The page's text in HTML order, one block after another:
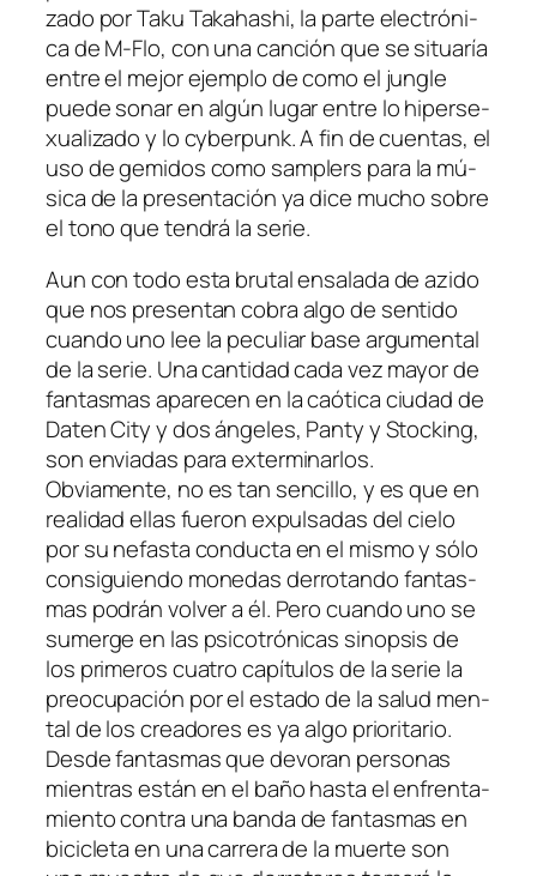
za­do por Taku Takahashi, la par­te elec­tró­ni­
ca de M‑Flo, con una can­ción que se si­tua­ría
en­tre el me­jor ejem­plo de co­mo el jun­gle
pue­de so­nar en al­gún lu­gar en­tre lo hi­per­se­
xua­li­za­do y lo cy­ber­punk. A fin de cuen­tas, el
uso de ge­mi­dos co­mo sam­plers pa­ra la mú­
si­ca de la pre­sen­ta­ción ya di­ce mu­cho so­bre
el tono que ten­drá la serie.
Aun con to­do es­ta bru­tal en­sa­la­da de azi­do
que nos pre­sen­tan co­bra al­go de sen­ti­do
cuan­do uno lee la pe­cu­liar ba­se ar­gu­men­tal
de la se­rie. Una can­ti­dad ca­da vez ma­yor de
fan­tas­mas apa­re­cen en la caó­ti­ca ciu­dad de
Daten City y dos án­ge­les, Panty y Stocking,
son en­via­das pa­ra ex­ter­mi­nar­los.
Obviamente, no es tan sen­ci­llo, y es que en
reali­dad ellas fue­ron ex­pul­sa­das del cie­lo
por su ne­fas­ta con­duc­ta en el mis­mo y só­lo
con­si­guien­do mo­ne­das de­rro­tan­do fan­tas­
mas po­drán vol­ver a él. Pero cuan­do uno se
su­mer­ge en las psi­co­tró­ni­cas si­nop­sis de
los pri­me­ros cua­tro ca­pí­tu­los de la se­rie la
preo­cu­pa­ción por el es­ta­do de la sa­lud men­
tal de los crea­do­res es ya al­go prio­ri­ta­rio.
Desde fan­tas­mas que de­vo­ran per­so­nas
mien­tras es­tán en el ba­ño has­ta el en­fren­ta­
mien­to con­tra una ban­da de fan­tas­mas en
bi­ci­cle­ta en una ca­rre­ra de la muer­te son